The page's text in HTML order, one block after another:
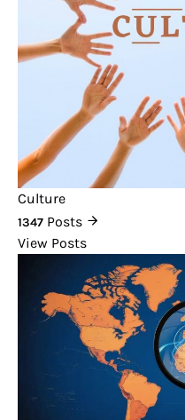
Culture
1347 Posts
View Posts